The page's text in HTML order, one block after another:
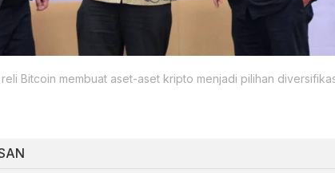
Bitcoin membuat aset-aset kripto menjadi pilihan